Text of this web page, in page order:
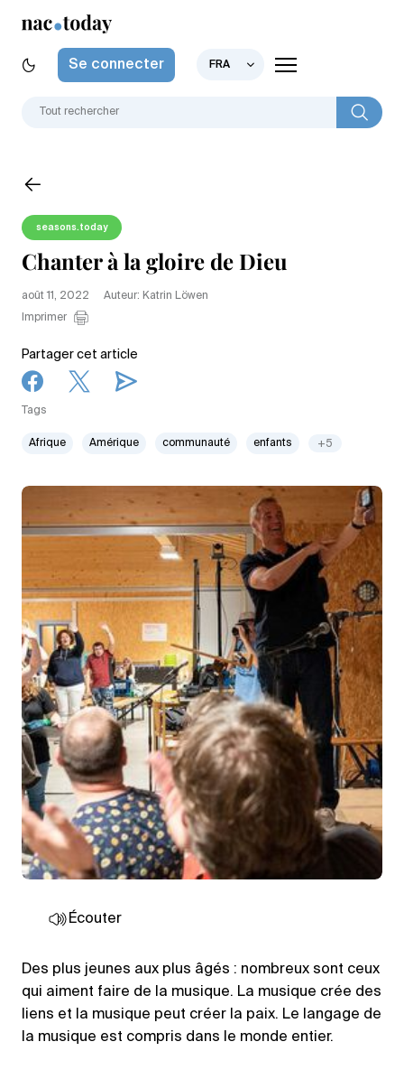
Se connecter FRA
seasons.today
Chanter à la gloire de Dieu
août 11, 2022
Auteur: Katrin Löwen
Imprimer
Partager cet article
Tags
Afrique Amérique communauté enfants +5
Écouter
Des plus jeunes aux plus âgés : nombreux sont ceux
qui aiment faire de la musique. La musique crée des
liens et la musique peut créer la paix. Le langage de
la musique est compris dans le monde entier.